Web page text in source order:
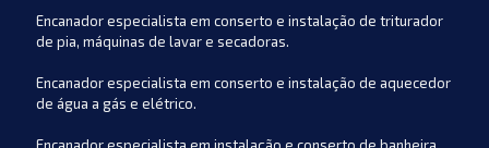
Encanador especialista em conserto e instalação de triturador
de pia, máquinas de lavar e secadoras.
Encanador especialista em conserto e instalação de aquecedor
de água a gás e elétrico.